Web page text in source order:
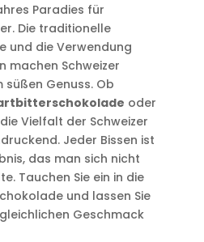
Paradies für
Die traditionelle
und die Verwendung
machen Schweizer
süßen Genuss. Ob
oder
Vielfalt der Schweizer
Jeder Bissen ist
das man sich nicht
Tauchen Sie ein in die
und lassen Sie
Geschmack